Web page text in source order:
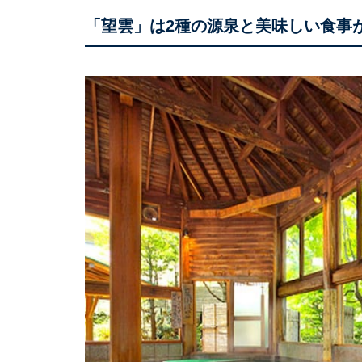
「望雲」は2種の源泉と美味しい食事